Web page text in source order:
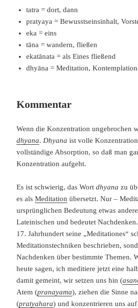
tatra = dort, dann
pratyaya = Bewusstseinsinhalt,
eka = eins
tāna = wandern, fließen
ekatānata = als Eines fließend
dhyāna = Meditation, Kontemplation
Kommentar
Wenn die Konzentration ungebrochen
dhyana. Dhyana ist volle
vollständige Absorption, so daß man
Konzentration aufgeht.
Es ist schwierig, das Wortdhyana zu
es alsMeditation übersetzt. Nur –
ursprünglichen Bedeutung etwas
Lateinischen und bedeutet
17. Jahrhundert seine „Meditationes“
Meditationstechniken beschrieben,
Nachdenken über bestimmte Themen.
heute sagen, ich meditiere jetzt eine
damit gemeint, wir setzen uns hin (
Atem (pranayama), ziehen die Sinne
(pratyahara) und konzentrieren uns